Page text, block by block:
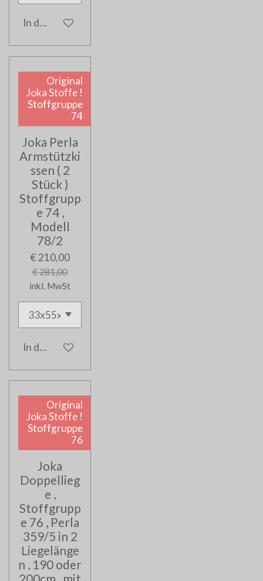
In den Warenkorb
Original
Joka Stoffe !
Stoffgruppe
74
Joka Perla
Armstützki
ssen ( 2
Stück )
Stoffgrupp
e 74 ,
Modell
78/2
€ 210,00
€ 281,00
inkl. MwSt
In den Warenkorb
Original
Joka Stoffe !
Stoffgruppe
76
Joka
Doppellieg
e ,
Stoffgrupp
e 76 , Perla
359/5 in 2
Liegelänge
n , 190 oder